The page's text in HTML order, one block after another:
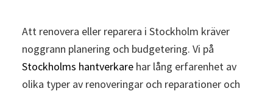
Att renovera eller reparera i Stockholm kräver
noggrann planering och budgetering. Vi på
Stockholms hantverkarehar lång erfarenhet av
olika typer av renoveringar och reparationer och